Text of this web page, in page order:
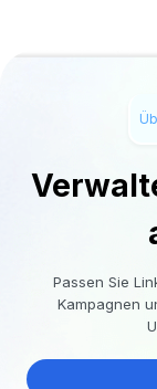
Passen Sie
Kampagnen